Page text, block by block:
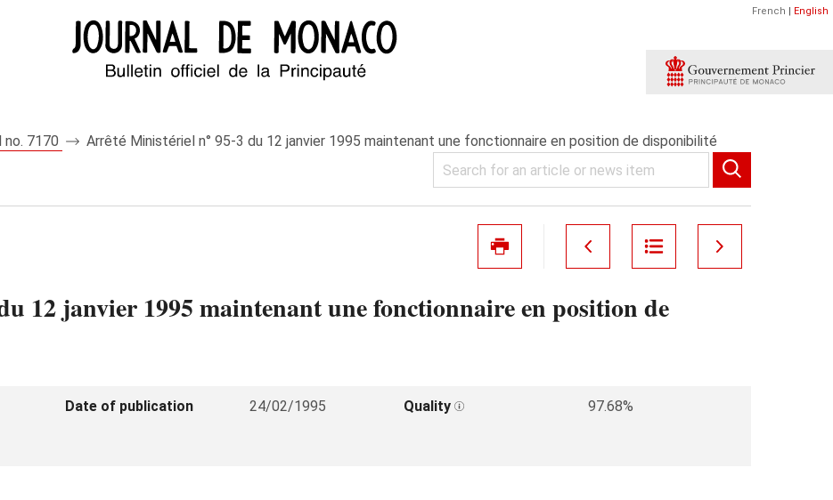
French | English
no. 7170 Arrêté Ministériel n° 95-3 du 12 janvier 1995 maintenant une fonctionnaire en position de disponibilité
12 janvier 1995 maintenant une fonctionnaire en position de
Date of publication 24/02/1995 Quality
97.68%